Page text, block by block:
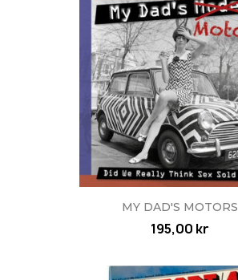
MY DAD'S MOTORS
195,00 kr